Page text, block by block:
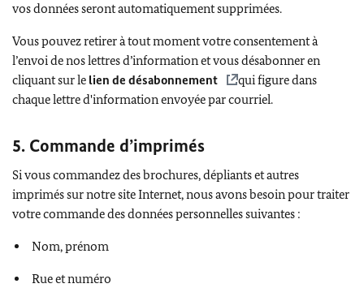
vos données seront automatiquement supprimées.
Vous pouvez retirer à tout moment votre consentement à
l’envoi de nos lettres d’information et vous désabonner en
cliquant sur le lien de désabonnement
qui figure dans
chaque lettre d'information envoyée par courriel.
5. Commande d’imprimés
Si vous commandez des brochures, dépliants et autres
imprimés sur notre site Internet, nous avons besoin pour traiter
votre commande des données personnelles suivantes :
Nom, prénom
Rue et numéro